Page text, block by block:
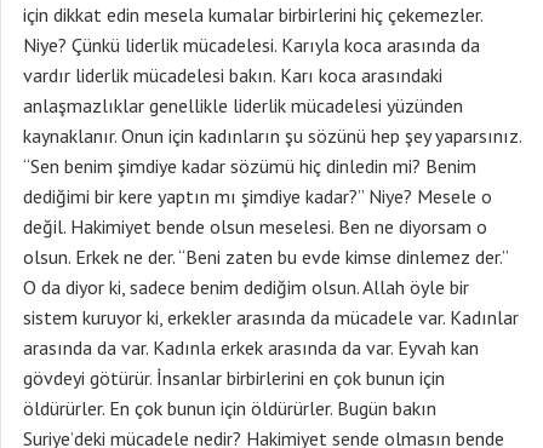
için dikkat edin mesela kumalar birbirlerini hiç çekemezler.
Niye? Çünkü liderlik mücadelesi. Karıyla koca arasında da
vardır liderlik mücadelesi bakın. Karı koca arasındaki
anlaşmazlıklar genellikle liderlik mücadelesi yüzünden
kaynaklanır. Onun için kadınların şu sözünü hep şey yaparsınız.
“Sen benim şimdiye kadar sözümü hiç dinledin mi? Benim
dediğimi bir kere yaptın mı şimdiye kadar?” Niye? Mesele o
değil. Hakimiyet bende olsun meselesi. Ben ne diyorsam o
olsun. Erkek ne der. “Beni zaten bu evde kimse dinlemez der.”
O da diyor ki, sadece benim dediğim olsun. Allah öyle bir
sistem kuruyor ki, erkekler arasında da mücadele var. Kadınlar
arasında da var. Kadınla erkek arasında da var. Eyvah kan
gövdeyi götürür. İnsanlar birbirlerini en çok bunun için
öldürürler. En çok bunun için öldürürler. Bugün bakın
Suriye’deki mücadele nedir? Hakimiyet sende olmasın bende